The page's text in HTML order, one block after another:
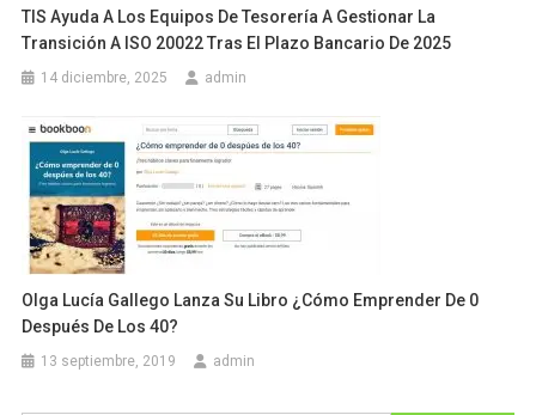
TIS Ayuda A Los Equipos De Tesorería A Gestionar La
Transición A ISO 20022 Tras El Plazo Bancario De 2025
14 diciembre, 2025 admin
Olga Lucía Gallego Lanza Su Libro ¿Cómo Emprender De 0
Después De Los 40?
13 septiembre, 2019 admin